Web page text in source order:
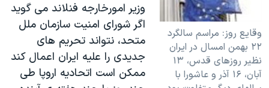
وقايع روز: مراسم سالگرد
۲۲ بهمن امسال در ايران
نظير روزهای قدس، ۱۳
آبان، ۱۶ آذر و عاشورا با
وزير امورخارجه فنلاند می گويد
اگر شورای امنيت سازمان ملل
متحد، نتواند تحريم های
جديدی را عليه ايران اعمال کند
ممکن است اتحاديه اروپا طی